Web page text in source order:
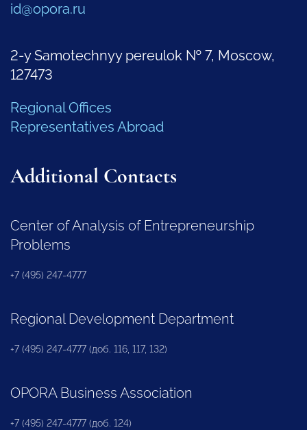
id@opora.ru
2-y Samotechnyy pereulok № 7, Moscow,
127473
Regional Offices
Representatives Abroad
Additional Contacts
Center of Analysis of Entrepreneurship
Problems
+7 (495) 247-4777
Regional Development Department
+7 (495) 247-4777 (доб. 116, 117, 132)
OPORA Business Association
+7 (495) 247-4777 (доб. 124)